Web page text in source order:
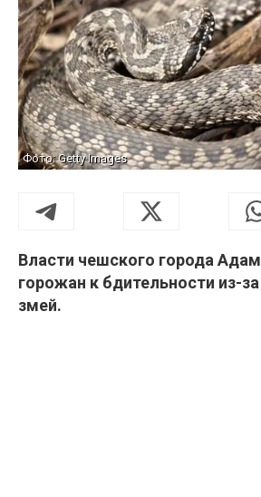
Фото: Getty Images
Власти чешского города
горожан к бдительности из-
змей.